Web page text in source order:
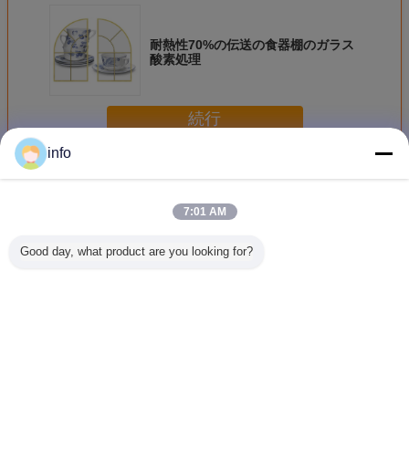
耐熱性70%の伝送の食器棚のガラス
酸素処理
続行
多く食器棚ガラス
info
7:01 AM
Good day, what product are you looking for?